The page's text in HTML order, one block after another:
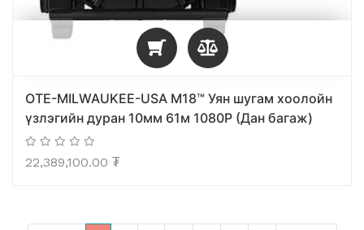
OTE-MILWAUKEE-USA M18™ Уян шугам хоолойн
үзлэгийн дуран 10мм 61м 1080P (Дан багаж)
22,389,100.00 ₮